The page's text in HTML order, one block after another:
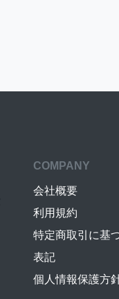
COMPANY
会社概要
利用規約
特定商取引に基
表記
個人情報保護方